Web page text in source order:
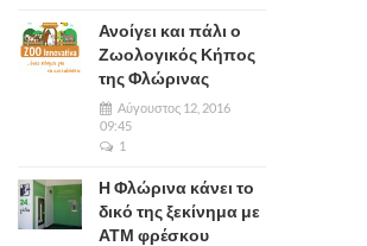
Ανοίγει και πάλι ο
Ζωολογικός Κήπος
της Φλώρινας
Αύγουστος 12, 2016
09:45
1
Η Φλώρινα κάνει το
δικό της ξεκίνημα με
ΑΤΜ φρέσκου